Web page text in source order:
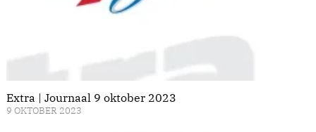
Extra | Journaal 9 oktober 2023
9 OKTOBER 2023